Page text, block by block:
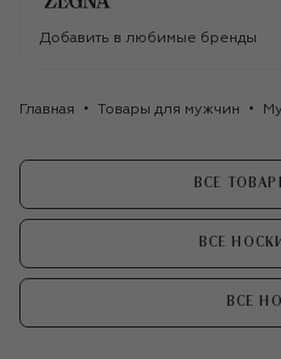
Добавить в любимые бренды
Главная Товары для мужчин
ВСЕ
ВСЕ
ВСЕ